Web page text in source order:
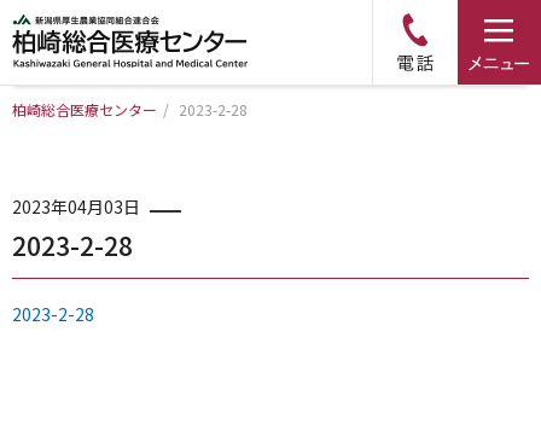
病院について
診療科・部門のご案内
柏崎総合医療センター / 2023-2-28
2023年04月03日
2023-2-28
2023-2-28